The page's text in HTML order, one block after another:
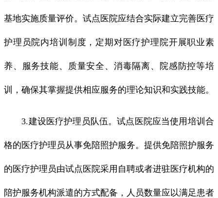
基地实施质量评价。试点医院应结合实际建立完善医疗
护理员院内培训制度，定期对医疗护理院开展职业素
养、服务技能、质量安全、消毒隔离、院感防控等培
训，确保其掌握提供相应服务的理论知识和实践技能。
3.建设医疗护理员队伍。试点医院应当使用培训合
格的医疗护理员从事免陪照护服务。提供免陪照护服务
的医疗护理员由试点医院采用自聘或者进驻医疗机构的
陪护服务机构派遣的方式配备，人员数量应以满足患者